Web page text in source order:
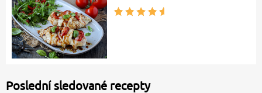
Poslední sledované recepty